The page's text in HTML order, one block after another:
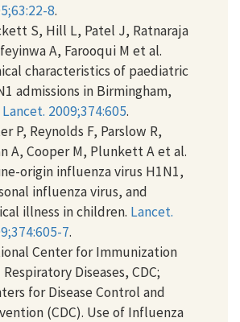
8.
S, Hill L, Patel J, Ratnaraja
A, Farooqui M et al.
characteristics of paediatric
admissions in Birmingham,
Lancet. 2009;374:605.
P, Reynolds F, Parslow R,
A, Cooper M, Plunkett A et al.
origin influenza virus H1N1,
influenza virus, and
illness in children. Lancet.
7.
Center for Immunization
Respiratory Diseases, CDC;
for Disease Control and
(CDC). Use of Influenza